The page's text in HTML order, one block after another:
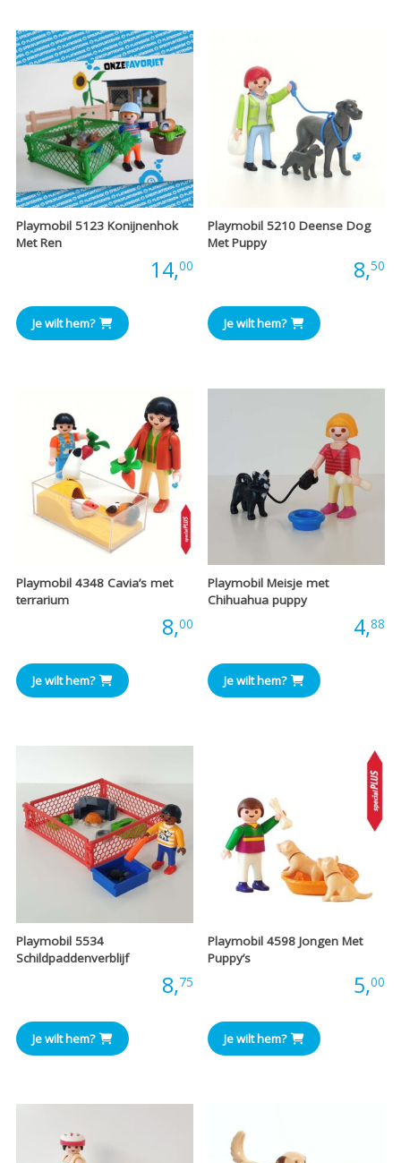
Playmobil 5123 Konijnenhok
Met Ren
14,00
Je wilt hem?
Playmobil 5210 Deense Dog
Met Puppy
8,50
Je wilt hem?
Playmobil 4348 Cavia’s met
terrarium
8,00
Je wilt hem?
Playmobil Meisje met
Chihuahua puppy
4,88
Je wilt hem?
Playmobil 5534
Schildpaddenverblijf
8,75
Je wilt hem?
Playmobil 4598 Jongen Met
Puppy’s
5,00
Je wilt hem?